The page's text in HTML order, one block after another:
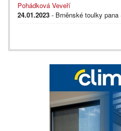
Pohádková Veveří
24.01.2023 - Brněnské toulky